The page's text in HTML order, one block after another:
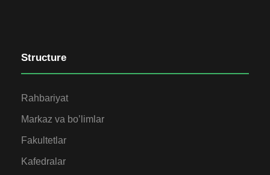
Structure
Rahbariyat
Markaz va bo’limlar
Fakultetlar
Kafedralar